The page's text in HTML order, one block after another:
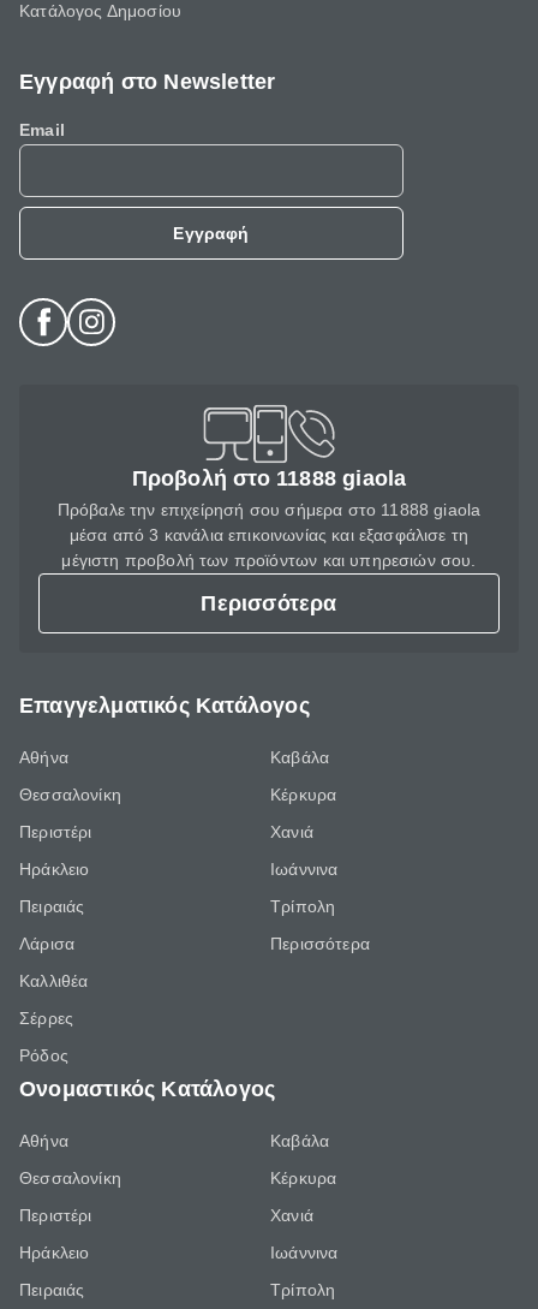
Κατάλογος Δημοσίου
Εγγραφή στο Newsletter
Email
Εγγραφή
Προβολή στο 11888 giaola
Πρόβαλε την επιχείρησή σου σήμερα στο 11888 giaola
μέσα από 3 κανάλια επικοινωνίας και εξασφάλισε τη
μέγιστη προβολή των προϊόντων και υπηρεσιών σου.
Περισσότερα
Επαγγελματικός Κατάλογος
Αθήνα
Θεσσαλονίκη
Περιστέρι
Ηράκλειο
Πειραιάς
Λάρισα
Καλλιθέα
Σέρρες
Ρόδος
Καβάλα
Κέρκυρα
Χανιά
Ιωάννινα
Τρίπολη
Περισσότερα
Ονομαστικός Κατάλογος
Αθήνα
Θεσσαλονίκη
Περιστέρι
Ηράκλειο
Πειραιάς
Καβάλα
Κέρκυρα
Χανιά
Ιωάννινα
Τρίπολη